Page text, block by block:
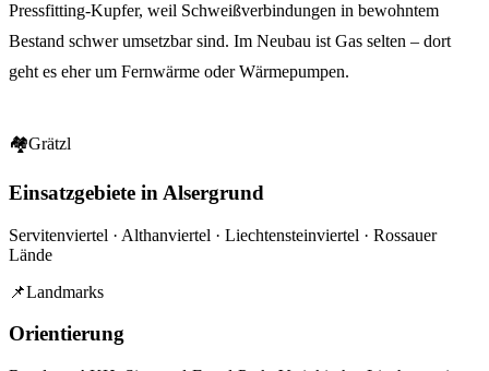
Pressfitting-Kupfer, weil Schweißverbindungen in bewohntem
Bestand schwer umsetzbar sind. Im Neubau ist Gas selten – dort
geht es eher um Fernwärme oder Wärmepumpen.
🏘Grätzl
Einsatzgebiete in Alsergrund
Servitenviertel · Althanviertel · Liechtensteinviertel · Rossauer
Lände
📌Landmarks
Orientierung